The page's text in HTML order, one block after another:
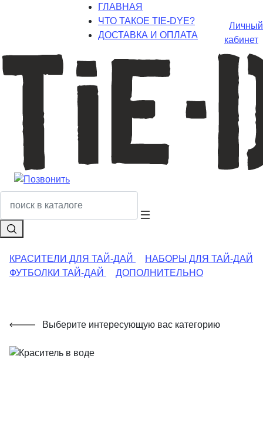
ГЛАВНАЯ
ЧТО ТАКОЕ TIE-DYE?
ДОСТАВКА И ОПЛАТА
Личный
кабинет
КРАСИТЕЛИ ДЛЯ ТАЙ-ДАЙ
НАБОРЫ ДЛЯ ТАЙ-ДАЙ
ФУТБОЛКИ ТАЙ-ДАЙ
ДОПОЛНИТЕЛЬНО
Выберите интересующую вас категорию